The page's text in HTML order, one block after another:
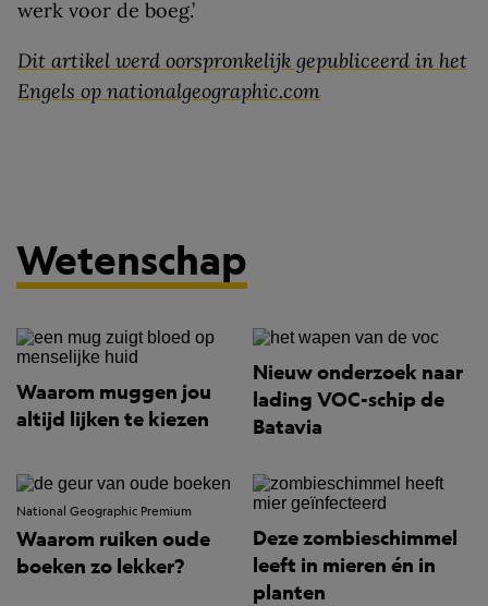
werk voor de boeg.’
Dit artikel werd oorspronkelijk gepubliceerd in het
Engels op nationalgeographic.com
Wetenschap
Waarom muggen jou
altijd lijken te kiezen
Nieuw onderzoek naar
lading VOC-schip de
Batavia
National Geographic Premium
Waarom ruiken oude
boeken zo lekker?
Deze zombieschimmel
leeft in mieren én in
planten